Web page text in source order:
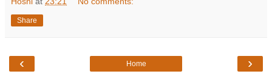
Share
‹ ›
Home